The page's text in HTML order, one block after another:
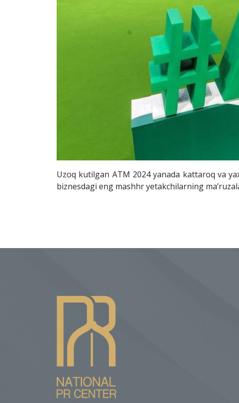
Uzoq kutilgan ATM 2024 yanada kattaroq va
biznesdagi eng mashhr yetakchilarning